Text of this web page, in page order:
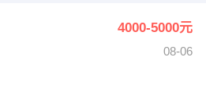
4000-5000元
08-06